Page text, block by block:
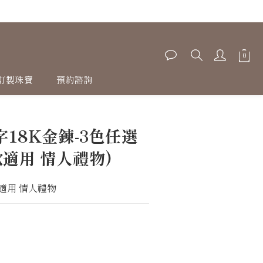
製珠寶 預約諮詢
18K金鍊-3色任選
用 情人禮物)
用 情人禮物